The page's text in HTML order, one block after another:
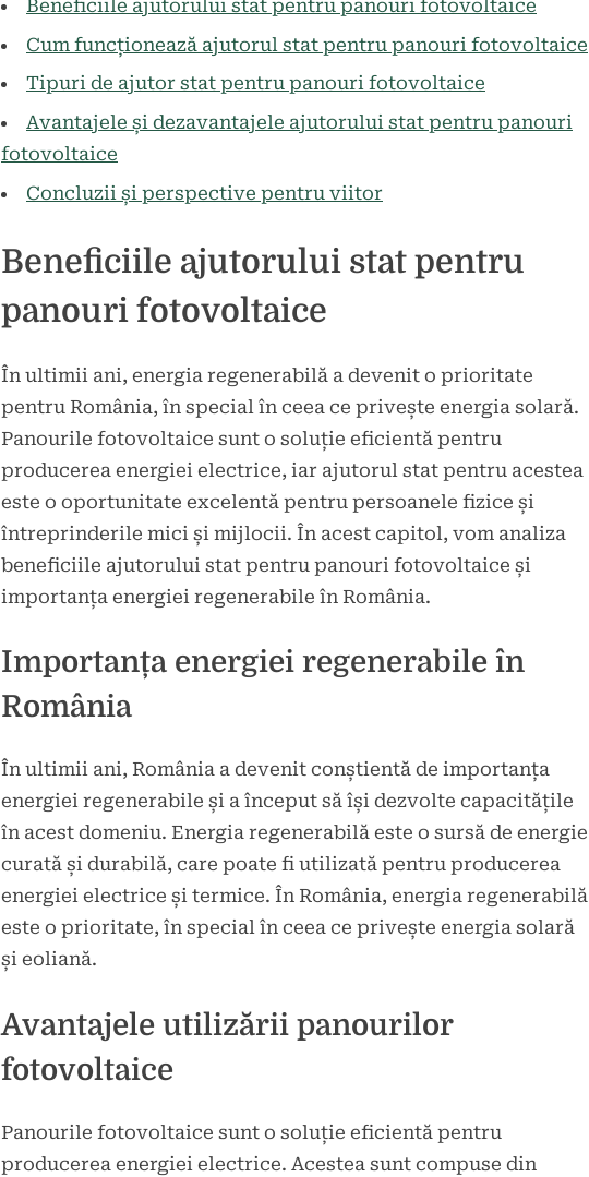
Beneficiile ajutorului stat pentru panouri fotovoltaice
Cum funcționează ajutorul stat pentru panouri fotovoltaice
Tipuri de ajutor stat pentru panouri fotovoltaice
Avantajele și dezavantajele ajutorului stat pentru panouri
fotovoltaice
Concluzii și perspective pentru viitor
Beneficiile ajutorului stat pentru
panouri fotovoltaice
În ultimii ani, energia regenerabilă a devenit o prioritate
pentru România, în special în ceea ce privește energia solară.
Panourile fotovoltaice sunt o soluție eficientă pentru
producerea energiei electrice, iar ajutorul stat pentru acestea
este o oportunitate excelentă pentru persoanele fizice și
întreprinderile mici și mijlocii. În acest capitol, vom analiza
beneficiile ajutorului stat pentru panouri fotovoltaice și
importanța energiei regenerabile în România.
Importanța energiei regenerabile în
România
În ultimii ani, România a devenit conștientă de importanța
energiei regenerabile și a început să își dezvolte capacitățile
în acest domeniu. Energia regenerabilă este o sursă de energie
curată și durabilă, care poate fi utilizată pentru producerea
energiei electrice și termice. În România, energia regenerabilă
este o prioritate, în special în ceea ce privește energia solară
și eoliană.
Avantajele utilizării panourilor
fotovoltaice
Panourile fotovoltaice sunt o soluție eficientă pentru
producerea energiei electrice. Acestea sunt compuse din